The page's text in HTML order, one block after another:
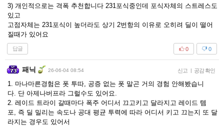
3) 개인적으로는 격폭 추천합니다 231포식중인데 포식자체의 스트레스도
있고
고점자체는 231포식이 높더라도 상기 2번항의 이유로 오히려 딜이 떨어
질때가 있어요
답글 0
0
패닉 26-06-04 08:54 신고 | 공감 확인
1. 마나마른경험은 폿 투따, 공증 없는 폿 말곤 거의 경험 안해봤습니
다. 단 아제나버프라 그럴수도 있어요.
2. 레이드 트라이 갈때마다 폭주 어디서 끄고키고 달라지고 레이드 템
포, 즉 딜 밀리는 속도나 공대 평균 투력에 따라 어디서 키고 끄는지 또 달
라지는 경우도 있어서